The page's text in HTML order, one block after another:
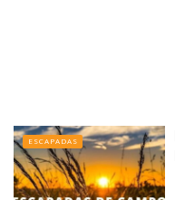
ESCAPADAS